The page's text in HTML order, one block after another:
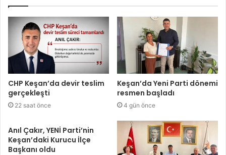
CHP Keşan’da devir teslim
gerçekleşti
22 saat önce
Keşan’da Yeni Parti dönemi
resmen başladı
4 gün önce
Anıl Çakır, YENİ Parti’nin
Keşan’daki Kurucu İlçe
Başkanı oldu